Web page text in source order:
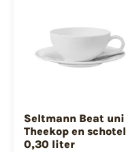
Seltmann Beat uni
Theekop en schotel
0,30 liter